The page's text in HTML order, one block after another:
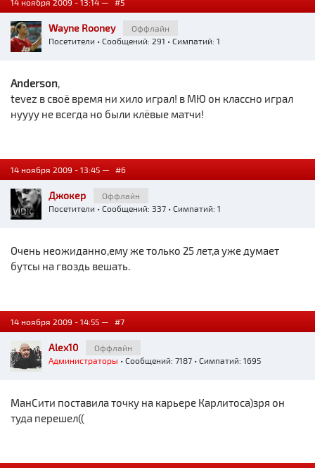
14 ноября 2009 - 13:14 — #5
Wayne Rooney
Оффлайн
Посетители • Сообщений: 291 • Симпатий: 1
Anderson,
tevez в своё время ни хило играл! в МЮ он классно играл
нуууу не всегда но были клёвые матчи!
14 ноября 2009 - 13:45 — #6
Джокер
Оффлайн
Посетители • Сообщений: 337 • Симпатий: 1
Очень неожиданно,ему же только 25 лет,а уже думает
бутсы на гвоздь вешать.
14 ноября 2009 - 14:55 — #7
Alex10
Оффлайн
Администраторы • Сообщений: 7187 • Симпатий: 1695
МанСити поставила точку на карьере Карлитоса)зря он
туда перешел((